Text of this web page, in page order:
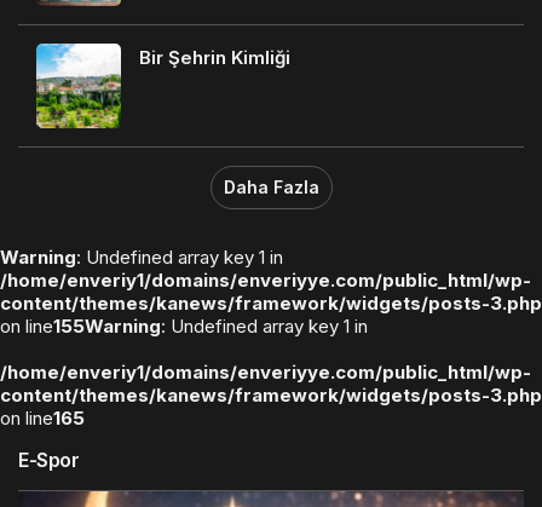
Bir Şehrin Kimliği
Daha Fazla
Warning: Undefined array key 1 in
/home/enveriy1/domains/enveriyye.com/public_html/wp-
content/themes/kanews/framework/widgets/posts-3.php
on line155Warning: Undefined array key 1 in
/home/enveriy1/domains/enveriyye.com/public_html/wp-
content/themes/kanews/framework/widgets/posts-3.php
on line165
E-Spor